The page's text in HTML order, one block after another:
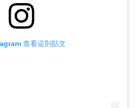
查看這則貼文